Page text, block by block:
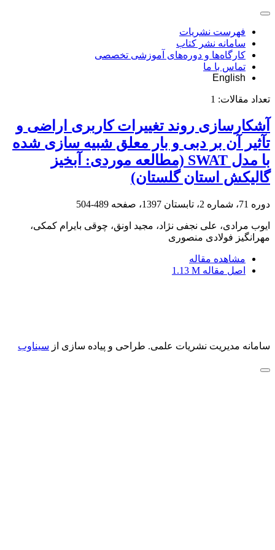
فهرست نشریات
سامانه نشر کتاب
کارگاه‌ها و دوره‌های آموزشی تخصصی
تماس با ما
English
تعداد مقالات: 1
آشکارسازی روند تغییرات کاربری اراضی و
تآثیر آن بر دبی و بار معلق شبیه سازی شده
با مدل SWAT (مطالعه موردی: آبخیز
گالیکش استان گلستان)
دوره 71، شماره 2، تابستان 1397، صفحه 489-504
ایوب مرادی، علی نجفی نژاد، مجید اونق، چوقی بایرام کمکی،
مهرانگیز فولادی منصوری
مشاهده مقاله
اصل مقاله 1.13 M
سامانه مدیریت نشریات علمی. طراحی و پیاده سازی از سیناوب